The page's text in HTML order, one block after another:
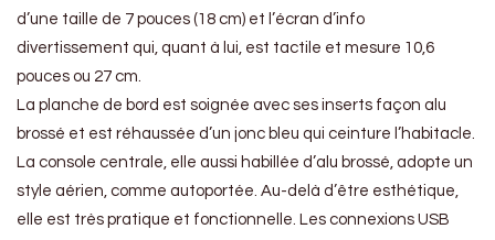
d’une taille de 7 pouces (18 cm) et l’écran d’info
divertissement qui, quant à lui, est tactile et mesure 10,6
pouces ou 27 cm.
La planche de bord est soignée avec ses inserts façon alu
brossé et est réhaussée d’un jonc bleu qui ceinture l’habitacle.
La console centrale, elle aussi habillée d’alu brossé, adopte un
style aérien, comme autoportée. Au-delà d’être esthétique,
elle est très pratique et fonctionnelle. Les connexions USB